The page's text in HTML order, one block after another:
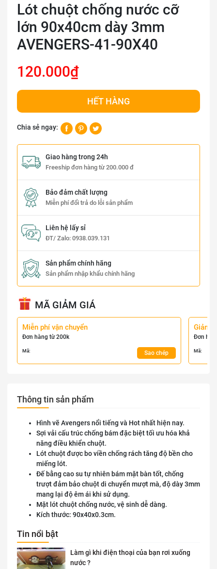
Lót chuột chống nước cỡ
lớn 90x40cm dày 3mm
AVENGERS-41-90X40
120.000₫
HẾT HÀNG
Chia sẻ ngay:
Giao hàng trong 24h
Freeship đơn hàng từ 200.000 đ
Bảo đảm chất lượng
Miễn phí đổi trả do lỗi sản phẩm
Liên hệ lấy sỉ
ĐT/ Zalo: 0938.039.131
Sản phẩm chính hãng
Sản phẩm nhập khẩu chính hãng
MÃ GIẢM GIÁ
Miễn phí vận chuyển
Đơn hàng từ 200k
Mã: Sao chép
Giảm
Đơn
Mã:
Thông tin sản phẩm
Hình vẽ Avengers nổi tiếng và Hot nhất hiện nay.
Sợi vải cấu trúc chống bám đặc biệt tối ưu hóa khả
năng điều khiển chuột.
Lót chuột được bo viền chống rách tăng độ bền cho
miếng lót.
Đế bằng cao su tự nhiên bám mặt bàn tốt, chống
trượt đảm bảo chuột di chuyển mượt mà, độ dày 3mm
mang lại độ êm ái khi sử dụng.
Mặt lót chuột chống nước, vệ sinh dễ dàng.
Kích thước: 90x40x0.3cm.
Tin nổi bật
Làm gì khi điện thoại của bạn rơi xuống
nước ?